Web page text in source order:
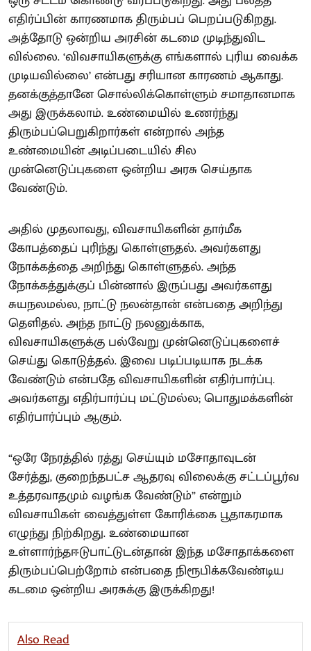
எதிர்ப்பின் காரணமாக திரும்பப் பெறப்படுகிறது.
அத்தோடு ஒன்றிய அரசின் கடமை முடிந்துவிட
வில்லை. ‘விவசாயிகளுக்கு எங்களால் புரிய வைக்க
முடியவில்லை’ என்பது சரியான காரணம் ஆகாது.
தனக்குத்தானே சொல்லிக்கொள்ளும் சமாதானமாக
அது இருக்கலாம். உண்மையில் உணர்ந்து
திரும்பப்பெறுகிறார்கள் என்றால் அந்த
உண்மையின் அடிப்படையில் சில
முன்னெடுப்புகளை ஒன்றிய அரசு செய்தாக
வேண்டும்.
அதில் முதலாவது, விவசாயிகளின் தார்மீக
கோபத்தைப் புரிந்து கொள்ளுதல். அவர்களது
நோக்கத்தை அறிந்து கொள்ளுதல். அந்த
நோக்கத்துக்குப் பின்னால் இருப்பது அவர்களது
சுயநலமல்ல, நாட்டு நலன்தான் என்பதை அறிந்து
தெளிதல். அந்த நாட்டு நலனுக்காக,
விவசாயிகளுக்கு பல்வேறு முன்னெடுப்புகளைச்
செய்து கொடுத்தல். இவை படிப்படியாக நடக்க
வேண்டும் என்பதே விவசாயிகளின் எதிர்பார்ப்பு.
அவர்களது எதிர்பார்ப்பு மட்டுமல்ல; பொதுமக்களின்
எதிர்பார்ப்பும் ஆகும்.
“ஒரே நேரத்தில் ரத்து செய்யும் மசோதாவுடன்
சேர்த்து, குறைந்தபட்ச ஆதரவு விலைக்கு சட்டப்பூர்வ
உத்தரவாதமும் வழங்க வேண்டும்” என்றும்
விவசாயிகள் வைத்துள்ள கோரிக்கை பூதாகரமாக
எழுந்து நிற்கிறது. உண்மையான
உள்ளார்ந்தஈடுபாட்டுடன்தான் இந்த மசோதாக்களை
திரும்பப்பெற்றோம் என்பதை நிரூபிக்கவேண்டிய
கடமை ஒன்றிய அரசுக்கு இருக்கிறது!
Also Read